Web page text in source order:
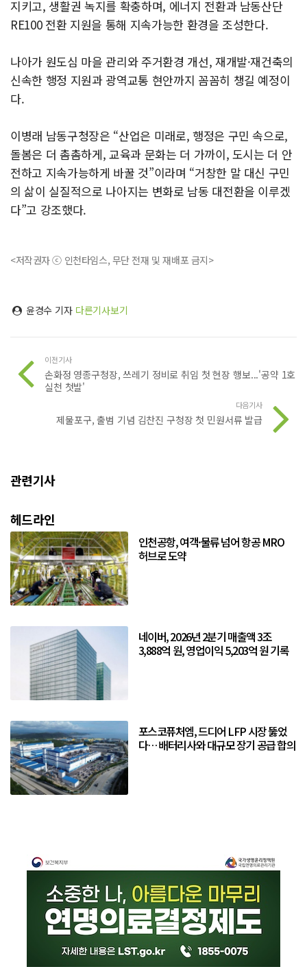
지키고, 생활권 녹지를 확충하며, 에너지 전환과 남동산단
RE100 전환 지원을 통해 지속가능한 환경을 조성한다.
나아가 원도심 마을 관리와 주거환경 개선, 재개발·재건축의
신속한 행정 지원과 광역교통 현안까지 꼼꼼히 챙길 예정이
다.
이병래 남동구청장은 “산업은 미래로, 행정은 구민 속으로,
돌봄은 더 촘촘하게, 교육과 문화는 더 가까이, 도시는 더 안
전하고 지속가능하게 바꿀 것”이라며 “거창한 말 대신 구민
의 삶이 실질적으로 나아지는 변화로 남동 대전환을 이루겠
다”고 강조했다.
<저작권자 ⓒ 인천타임스, 무단 전재 및 재배포 금지>
윤경수 기자 다른기사보기
이전기사
손화정 영종구청장, 쓰레기 정비로 취임 첫 현장 행보...'공약 1호
실천 첫발'
다음기사
제물포구, 출범 기념 김찬진 구청장 첫 민원서류 발급
관련기사
헤드라인
인천공항, 여객·물류 넘어 항공 MRO
허브로 도약
네이버, 2026년 2분기 매출액 3조
3,888억 원, 영업이익 5,203억 원 기록
포스코퓨처엠, 드디어 LFP 시장 뚫었
다… 배터리사와 대규모 장기 공급 합의